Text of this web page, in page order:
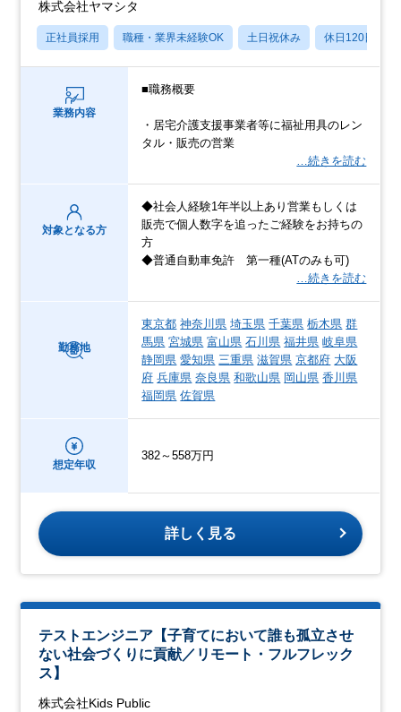
株式会社ヤマシタ
正社員採用 職種・業界未経験OK 土日祝休み 休日120日以上
業務内容
■職務概要
・居宅介護支援事業者等に福祉用具のレン
タル・販売の営業
…続きを読む
対象となる方
◆社会人経験1年半以上あり営業もしくは
販売で個人数字を追ったご経験をお持ちの
方
◆普通自動車免許 第一種(ATのみも可)
…続きを読む
勤務地
東京都 神奈川県 埼玉県 千葉県 栃木県 群
馬県 宮城県 富山県 石川県 福井県 岐阜県
静岡県 愛知県 三重県 滋賀県 京都府 大阪
府 兵庫県 奈良県 和歌山県 岡山県 香川県
福岡県 佐賀県
想定年収
382～558万円
詳しく見る
テストエンジニア【子育てにおいて誰も孤立させ
ない社会づくりに貢献／リモート・フルフレック
ス】
株式会社Kids Public